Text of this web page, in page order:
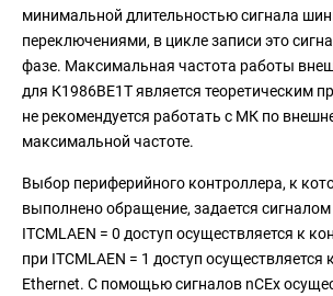
минимальной длительностью сигнала
переключениями, в цикле записи это
фазе. Максимальная частота работы
для К1986ВЕ1Т является теоретическим
не рекомендуется работать с МК по
максимальной частоте.
Выбор периферийного контроллера, к
выполнено обращение, задается сигналом
ITCMLAEN = 0 доступ осуществляется к
при ITCMLAEN = 1 доступ осуществляется
Ethernet. С помощью сигналов nCEx